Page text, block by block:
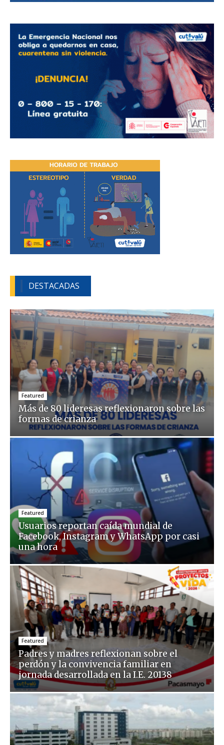
DESTACADAS
Featured
Más de 80 lideresas reflexionaron sobre las
formas de crianza
Featured
Usuarios reportan caída mundial de
Facebook, Instagram y WhatsApp por casi
una hora
Featured
Padres y madres reflexionan sobre el
perdón y la convivencia familiar en
jornada desarrollada en la I.E. 20138